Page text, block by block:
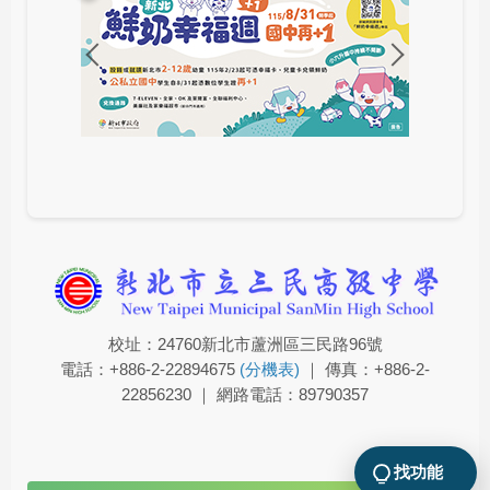
找功能
校址：24760新北市蘆洲區三民路96號
電話：+886-2-22894675 (分機表) ｜ 傳真：+886-2-
22856230 ｜ 網路電話：89790357